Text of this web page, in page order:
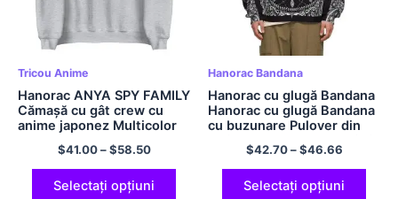
Tricou Anime
Hanorac ANYA SPY FAMILY
Cămașă cu gât crew cu
anime japonez Multicolor
$41.00–$58.50
Selectați opțiuni
Hanorac Bandana
Hanorac cu glugă Bandana
Hanorac cu glugă Bandana
cu buzunare Pulover din
poliester pentru bărbați și
$42.70–$46.66
Selectați opțiuni